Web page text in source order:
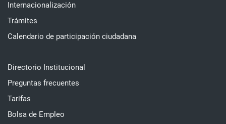
Internacionalización
Trámites
Calendario de participación ciudadana
Directorio Institucional
Preguntas frecuentes
Tarifas
Bolsa de Empleo